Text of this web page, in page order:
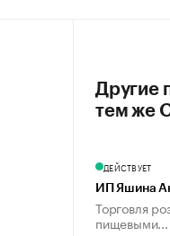
Другие
тем же
ДЕЙСТВУЕТ
ИП Яшина
Торговля
пищевыми...